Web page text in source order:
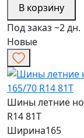
В корзину
Под заказ ~2 дн.
Новые
Шины летние
R14 81T
Ширина165